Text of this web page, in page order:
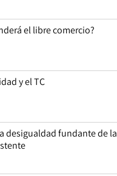
el libre comercio?
y el TC
desigualdad fundante de la